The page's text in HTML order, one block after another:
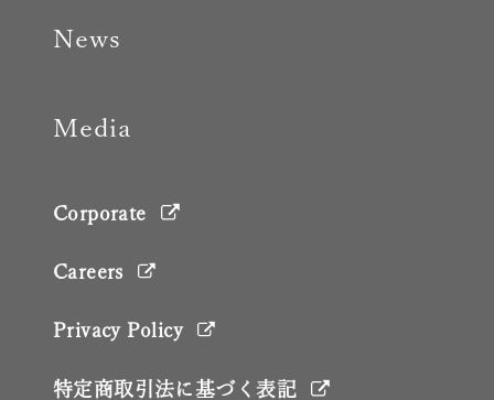
News
Media
Corporate
Careers
Privacy Policy
特定商取引法に基づく表記